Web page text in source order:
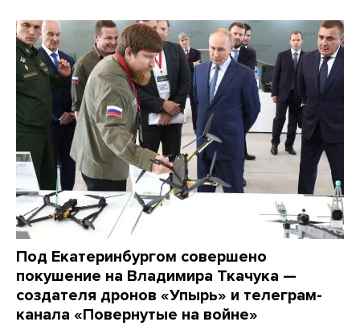
Под Екатеринбургом совершено
покушение на Владимира Ткачука —
создателя дронов «Упырь» и телеграм-
канала «Повернутые на войне»